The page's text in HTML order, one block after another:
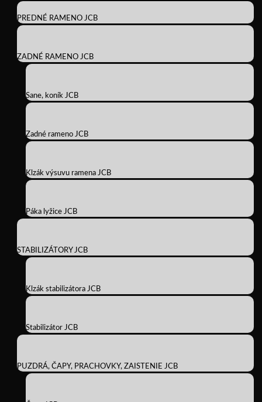
PREDNÉ RAMENO JCB
ZADNÉ RAMENO JCB
Sane, koník JCB
Zadné rameno JCB
Klzák výsuvu ramena JCB
Páka lyžice JCB
STABILIZÁTORY JCB
Klzák stabilizátora JCB
Stabilizátor JCB
PUZDRÁ, ČAPY, PRACHOVKY, ZAISTENIE JCB